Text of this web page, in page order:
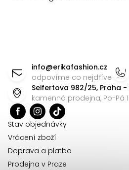
u
info@erikafashion.cz
odpovíme co nejdříve
Seifertova 982/25, Praha -
kamenná prodejna, Po-Pá
Stav objednávky
Vrácení zboží
Doprava a platba
Prodejna v Praze